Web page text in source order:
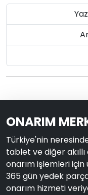
ONARIM
Türkiye'nin
tablet ve diğer akıllı
onarım işlemleri
365 gün yedek
onarım hizmeti